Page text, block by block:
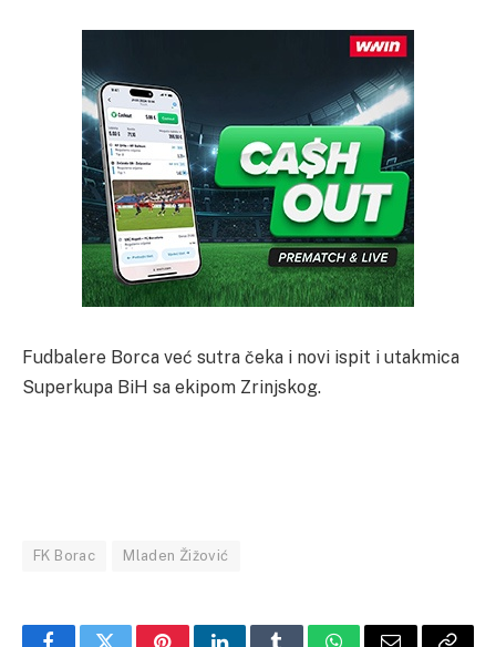
Fudbalere Borca već sutra čeka i novi ispit i utakmica
Superkupa BiH sa ekipom Zrinjskog.
FK Borac Mladen Žižović